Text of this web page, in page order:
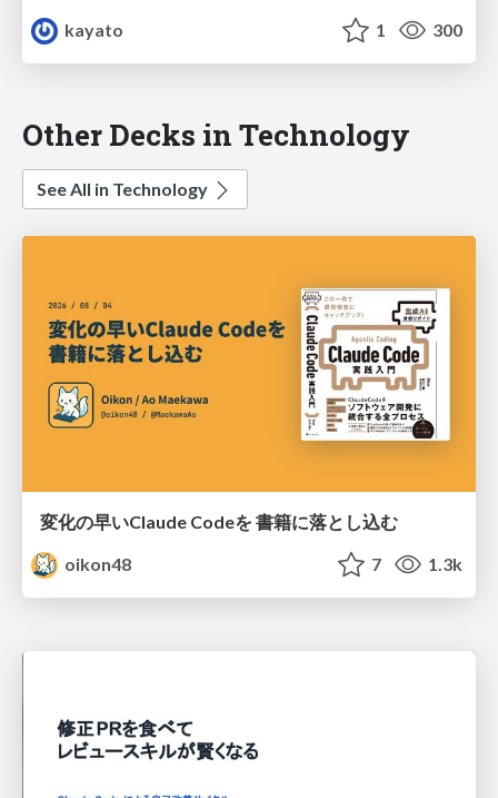
kayato
1 300
Other Decks in Technology
See All in Technology
変化の早いClaude Codeを 書籍に落とし込む
oikon48
7 1.3k